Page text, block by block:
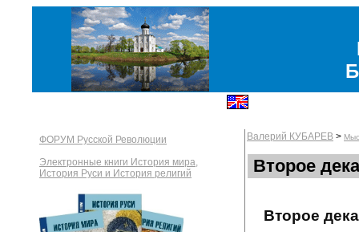
ФОРУМ Русской Революции
Электронные книги История мира,
История Руси и История религий
Валерий КУБАРЕВ >
Второе
Второе